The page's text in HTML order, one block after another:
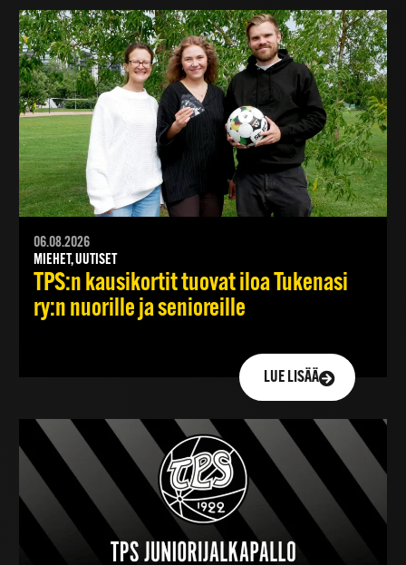
06.08.2026
MIEHET, UUTISET
TPS:n kausikortit tuovat iloa Tukenasi
ry:n nuorille ja senioreille
LUE LISÄÄ